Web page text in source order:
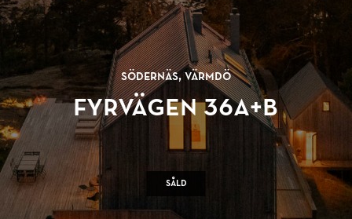
Södernäs, Värmdö
Fyrvägen 36A+B
Såld